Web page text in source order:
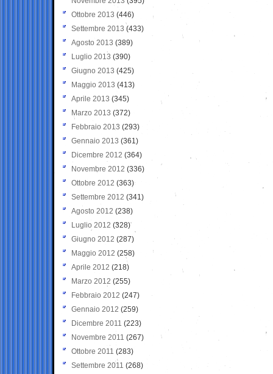
Ottobre 2013 (446)
Settembre 2013 (433)
Agosto 2013 (389)
Luglio 2013 (390)
Giugno 2013 (425)
Maggio 2013 (413)
Aprile 2013 (345)
Marzo 2013 (372)
Febbraio 2013 (293)
Gennaio 2013 (361)
Dicembre 2012 (364)
Novembre 2012 (336)
Ottobre 2012 (363)
Settembre 2012 (341)
Agosto 2012 (238)
Luglio 2012 (328)
Giugno 2012 (287)
Maggio 2012 (258)
Aprile 2012 (218)
Marzo 2012 (255)
Febbraio 2012 (247)
Gennaio 2012 (259)
Dicembre 2011 (223)
Novembre 2011 (267)
Ottobre 2011 (283)
Settembre 2011 (268)